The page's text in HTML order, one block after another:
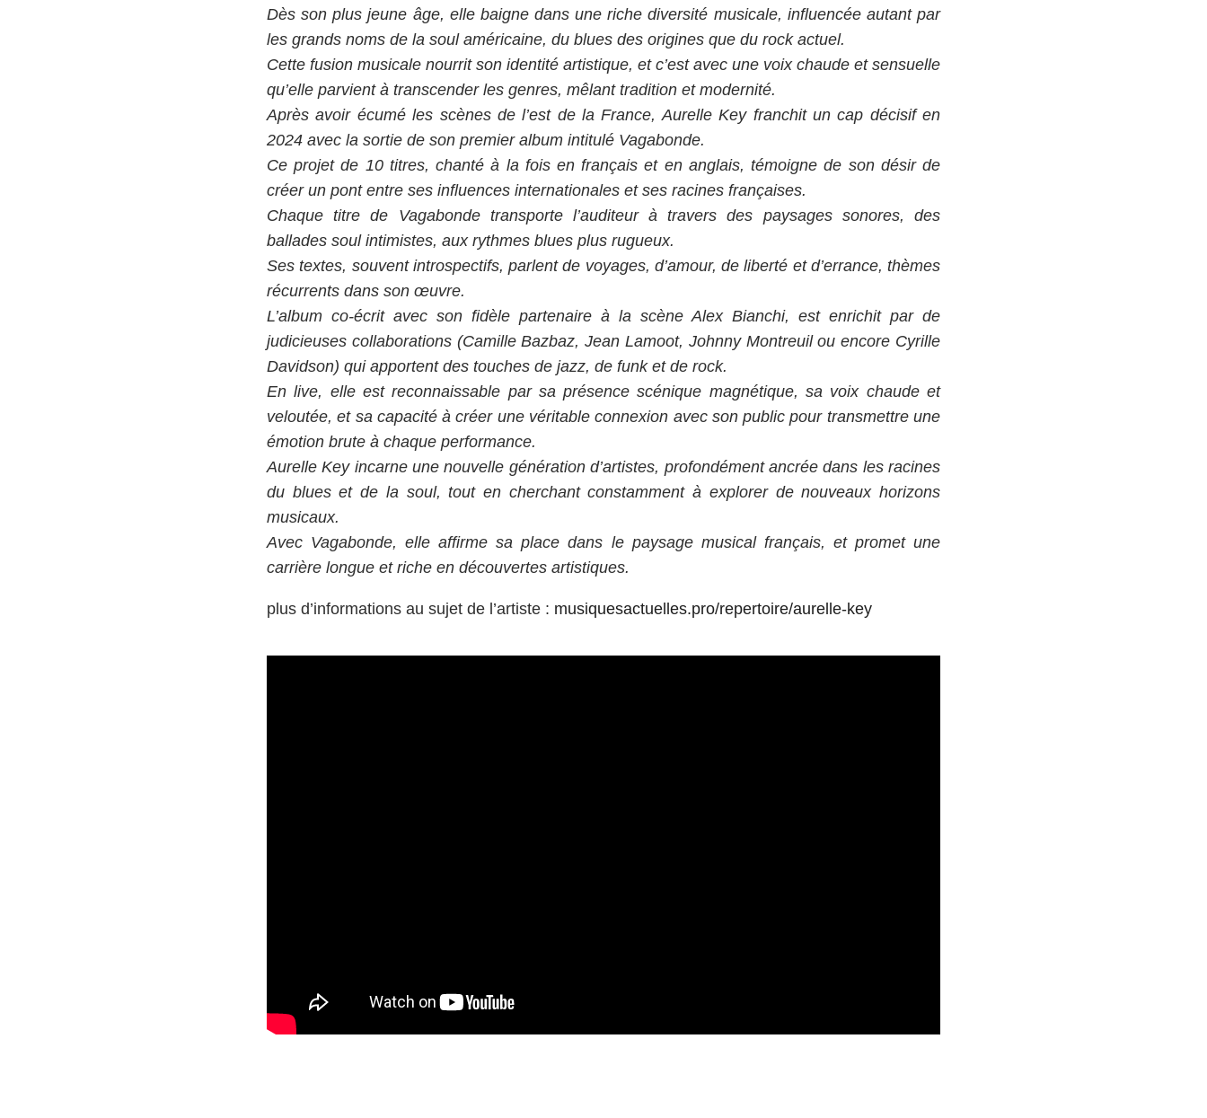
Dès son plus jeune âge, elle baigne dans une riche diversité musicale, influencée autant par
les grands noms de la soul américaine, du blues des origines que du rock actuel.
Cette fusion musicale nourrit son identité artistique, et c’est avec une voix chaude et sensuelle
qu’elle parvient à transcender les genres, mêlant tradition et modernité.
Après avoir écumé les scènes de l’est de la France, Aurelle Key franchit un cap décisif en
2024 avec la sortie de son premier album intitulé Vagabonde.
Ce projet de 10 titres, chanté à la fois en français et en anglais, témoigne de son désir de
créer un pont entre ses influences internationales et ses racines françaises.
Chaque titre de Vagabonde transporte l’auditeur à travers des paysages sonores, des
ballades soul intimistes, aux rythmes blues plus rugueux.
Ses textes, souvent introspectifs, parlent de voyages, d’amour, de liberté et d’errance, thèmes
récurrents dans son œuvre.
L’album co-écrit avec son fidèle partenaire à la scène Alex Bianchi, est enrichit par de
judicieuses collaborations (Camille Bazbaz, Jean Lamoot, Johnny Montreuil ou encore Cyrille
Davidson) qui apportent des touches de jazz, de funk et de rock.
En live, elle est reconnaissable par sa présence scénique magnétique, sa voix chaude et
veloutée, et sa capacité à créer une véritable connexion avec son public pour transmettre une
émotion brute à chaque performance.
Aurelle Key incarne une nouvelle génération d’artistes, profondément ancrée dans les racines
du blues et de la soul, tout en cherchant constamment à explorer de nouveaux horizons
musicaux.
Avec Vagabonde, elle affirme sa place dans le paysage musical français, et promet une
carrière longue et riche en découvertes artistiques.
plus d’informations au sujet de l’artiste : musiquesactuelles.pro/repertoire/aurelle-key